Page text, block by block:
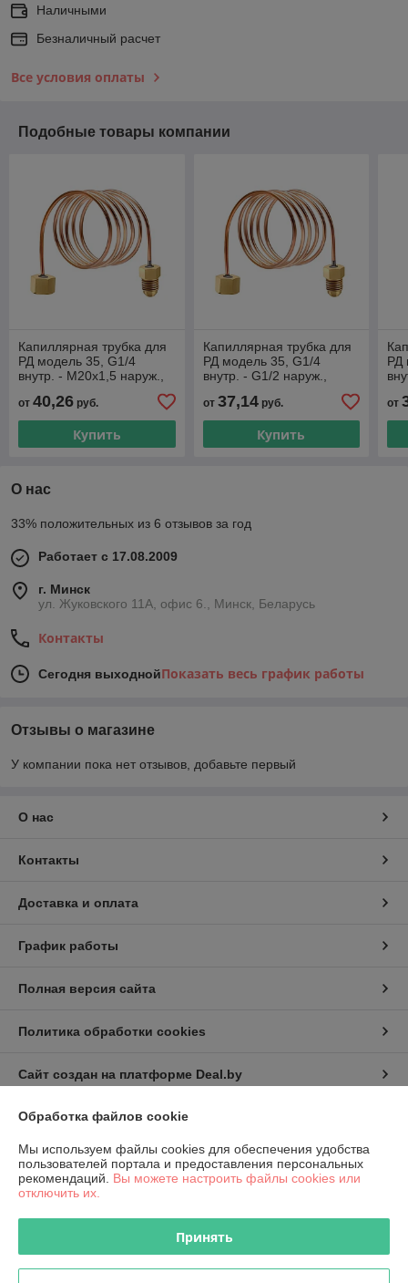
Наличными
Безналичный расчет
Все условия оплаты
Подобные товары компании
Капиллярная трубка для
РД модель 35, G1/4
внутр. - M20x1,5 наруж.,
от 40,26 руб.
Купить
Капиллярная трубка для
РД модель 35, G1/4
внутр. - G1/2 наруж.,
от 37,14руб.
Купить
РД
от
О нас
33% положительных из 6 отзывов за год
Работает с 17.08.2009
г. Минск
ул. Жуковского 11А, офис 6., Минск, Беларусь
Контакты
Сегодня выходнойПоказать весь график работы
Отзывы о магазине
У компании пока нет отзывов, добавьте первый
О нас
Контакты
Доставка и оплата
График работы
Полная версия сайта
Политика обработки cookies
Сайт создан на платформе Deal.by
Юридическое лицо:КИП-Эксперт ООО
220007, г. Минск, ул. Жуковского, 11А, пом. №6
г.Минска
Обработка файлов cookie
Мы используем файлы cookies для обеспечения удобства
пользователей портала и предоставления персональных
рекомендаций. Вы можете настроить файлы cookies или
отключить их.
Принять